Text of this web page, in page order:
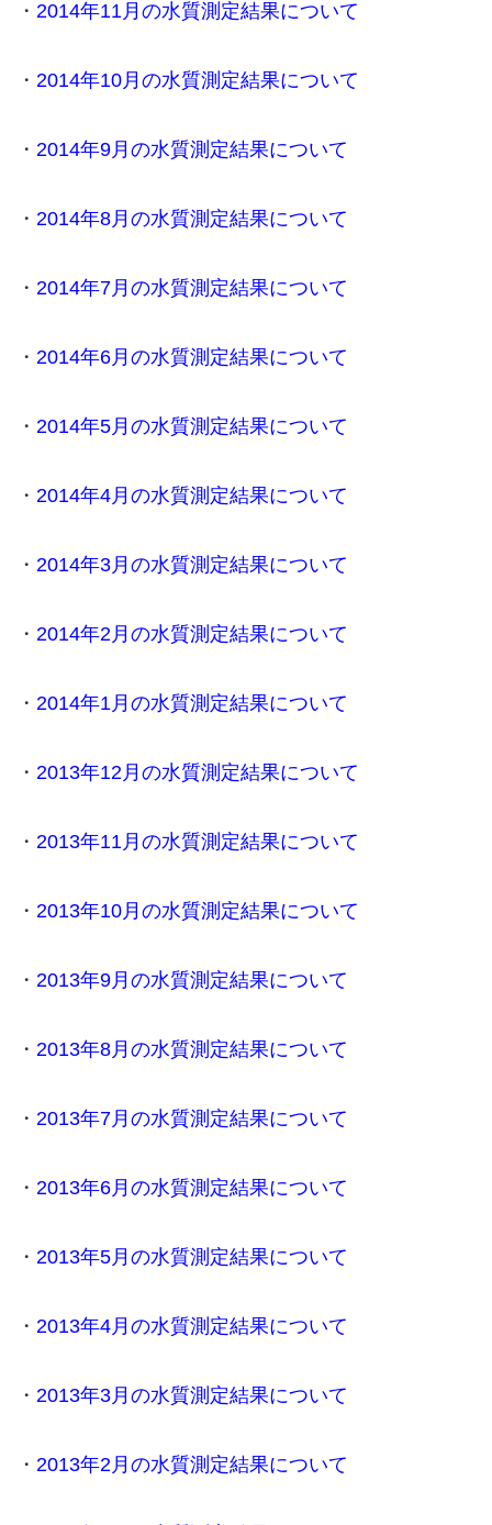
・ 2014年11月の水質測定結果について
・ 2014年10月の水質測定結果について
・ 2014年9月の水質測定結果について
・ 2014年8月の水質測定結果について
・ 2014年7月の水質測定結果について
・ 2014年6月の水質測定結果について
・ 2014年5月の水質測定結果について
・ 2014年4月の水質測定結果について
・ 2014年3月の水質測定結果について
・ 2014年2月の水質測定結果について
・ 2014年1月の水質測定結果について
・ 2013年12月の水質測定結果について
・ 2013年11月の水質測定結果について
・ 2013年10月の水質測定結果について
・ 2013年9月の水質測定結果について
・ 2013年8月の水質測定結果について
・ 2013年7月の水質測定結果について
・ 2013年6月の水質測定結果について
・ 2013年5月の水質測定結果について
・ 2013年4月の水質測定結果について
・ 2013年3月の水質測定結果について
・ 2013年2月の水質測定結果について